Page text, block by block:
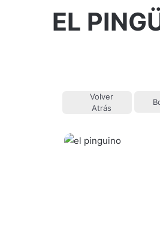
EL
Volver
Atrás